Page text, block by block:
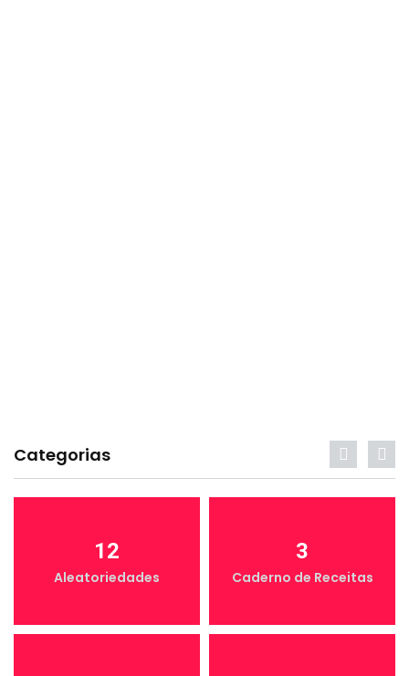
Categorias
12
Aleatoriedades
3
Caderno de Receitas